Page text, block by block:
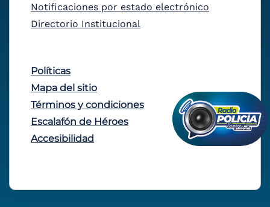
Notificaciones por estado electrónico
Directorio Institucional
Políticas
Mapa del sitio
Términos y condiciones
Escalafón de Héroes
Accesibilidad